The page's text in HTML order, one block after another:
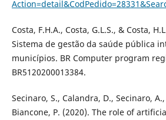
Costa, F.H.A., Costa, G.L.S., & Costa,
Sistema de gestão da saúde pública
municípios. BR Computer program
BR5120200013384.
Secinaro, S., Calandra, D., Secinaro,
Biancone, P. (2020). The role of